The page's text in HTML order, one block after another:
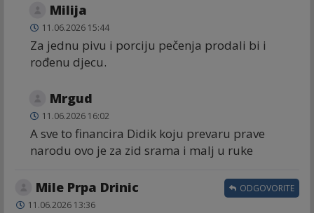
Milija
11.06.2026 15:44
Za jednu pivu i porciju pečenja prodali bi i
rođenu djecu.
Mrgud
11.06.2026 16:02
A sve to financira Didik koju prevaru prave
narodu ovo je za zid srama i malj u ruke
Mile Prpa Drinic
11.06.2026 13:36
ODGOVORITE